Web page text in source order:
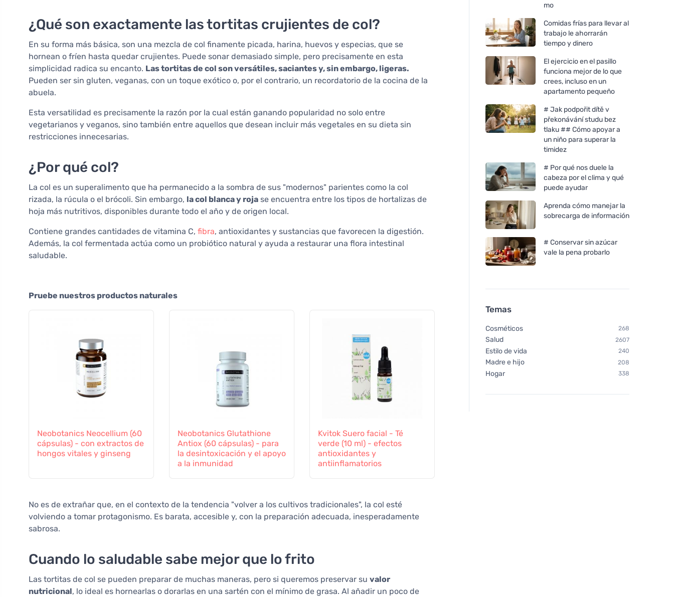
¿Qué son exactamente las tortitas crujientes de col?
En su forma más básica, son una mezcla de col finamente picada, harina, huevos y especias, que se
hornean o fríen hasta quedar crujientes. Puede sonar demasiado simple, pero precisamente en esta
simplicidad radica su encanto. Las tortitas de col son versátiles, saciantes y, sin embargo, ligeras.
Pueden ser sin gluten, veganas, con un toque exótico o, por el contrario, un recordatorio de la cocina de la
abuela.
Esta versatilidad es precisamente la razón por la cual están ganando popularidad no solo entre
vegetarianos y veganos, sino también entre aquellos que desean incluir más vegetales en su dieta sin
restricciones innecesarias.
¿Por qué col?
La col es un superalimento que ha permanecido a la sombra de sus "modernos" parientes como la col
rizada, la rúcula o el brócoli. Sin embargo, la col blanca y roja se encuentra entre los tipos de hortalizas de
hoja más nutritivos, disponibles durante todo el año y de origen local.
Contiene grandes cantidades de vitamina C, fibra, antioxidantes y sustancias que favorecen la digestión.
Además, la col fermentada actúa como un probiótico natural y ayuda a restaurar una flora intestinal
saludable.
Pruebe nuestros productos naturales
Neobotanics Neocellium (60
cápsulas) - con extractos de
hongos vitales y ginseng
Neobotanics Glutathione
Antiox (60 cápsulas) - para
la desintoxicación y el apoyo
a la inmunidad
Kvitok Suero facial - Té
verde (10 ml) - efectos
antioxidantes y
antiinflamatorios
No es de extrañar que, en el contexto de la tendencia "volver a los cultivos tradicionales", la col esté
volviendo a tomar protagonismo. Es barata, accesible y, con la preparación adecuada, inesperadamente
sabrosa.
Cuando lo saludable sabe mejor que lo frito
Las tortitas de col se pueden preparar de muchas maneras, pero si queremos preservar su valor
nutricional, lo ideal es hornearlas o dorarlas en una sartén con el mínimo de grasa. Al añadir un poco de
mo
Comidas frías para llevar al
trabajo le ahorrarán
tiempo y dinero
El ejercicio en el pasillo
funciona mejor de lo que
crees, incluso en un
apartamento pequeño
# Jak podpořit dítě v
překonávání studu bez
tlaku ## Cómo apoyar a
un niño para superar la
timidez
# Por qué nos duele la
cabeza por el clima y qué
puede ayudar
Aprenda cómo manejar la
sobrecarga de información
# Conservar sin azúcar
vale la pena probarlo
Temas
Cosméticos 268
Salud 2607
Estilo de vida 240
Madre e hijo 208
Hogar 338